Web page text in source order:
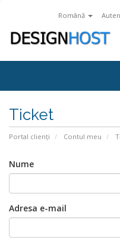
Română
Ticket
Portal clienți Contul meu
Nume
Adresa e-mail